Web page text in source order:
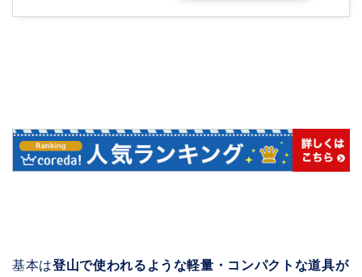
基本は登山で使われるような軽量・コンパクトな道具が